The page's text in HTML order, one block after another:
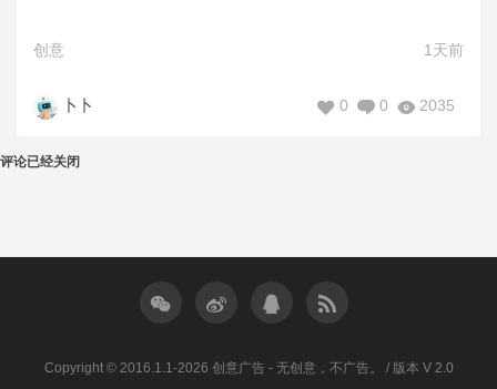
创意 1天前
卜卜 2035
0
0
评论已经关闭
Copyright © 2016.1.1-2026 创意广告 - 无创意，不广告。 / 版本 V 2.0